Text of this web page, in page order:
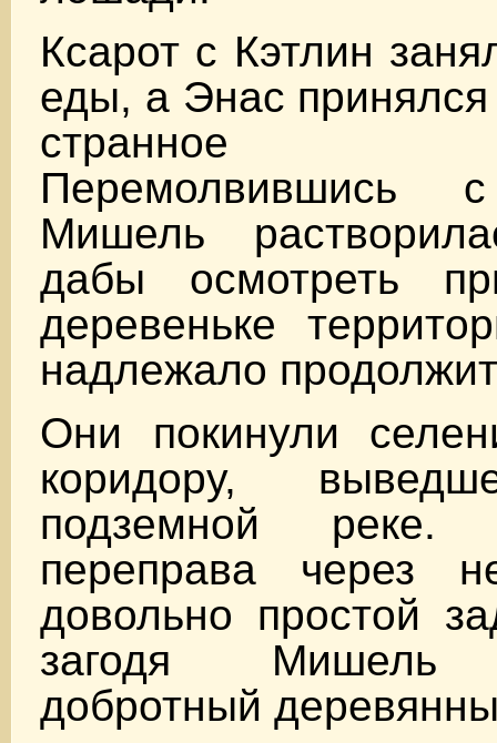
Ксарот с Кэтлин
еды, а Энас принялся
странное
Перемолвившись
Мишель
дабы осмотреть
деревеньке
надлежало
Они покинули
коридору,
подземной
переправа через
довольно простой
загодя Мишель
добротный